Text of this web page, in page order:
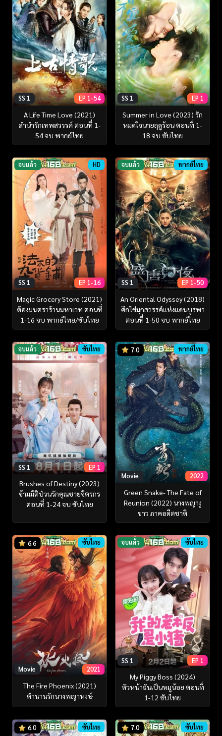
SS 1 EP 1-54
A Life Time Love (2021)
ลำนำรักเทพสวรรค์ ตอนที่ 1-
54 จบ พากย์ไทย
SS 1 EP 1
Summer in Love (2023) รัก
หมดใจนายฤดูร้อน ตอนที่ 1-
18 จบ ซับไทย
จบแล้ว HD
SS 1 EP 1-16
Magic Grocery Store (2021)
ต้องมนตราร้านมหาเวท ตอนที่
1-16 จบ พากย์ไทย/ซับไทย
จบแล้ว พากย์ไทย
SS 1 EP 1-50
An Oriental Odyssey (2018)
ศึกไข่มุกสวรรค์แห่งแดนบูรพา
ตอนที่ 1-50 จบ พากย์ไทย
จบแล้ว ซับไทย
SS 1 EP 1
Brushes of Destiny (2023)
ข้ามมิติป่วนรักคุณชายจิตรกร
ตอนที่ 1-24 จบ ซับไทย
7.0 พากย์ไทย
Movie 2022
Green Snake- The Fate of
Reunion (2022) นางพญางู
ขาว ภาคอดีตชาติ
6.6 ซับไทย
Movie 2021
The Fire Phoenix (2021)
ตำนานรักนางพญาหงษ์
จบแล้ว ซับไทย
SS 1 EP 1
My Piggy Boss (2024)
หัวหน้าฉันเป็นหมูน้อย ตอนที่
1-12 ซับไทย
6.0 ซับไทย 7.0 ซับไทย